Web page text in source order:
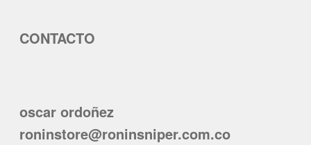
CONTACTO
oscar ordoñez
roninstore@roninsniper.com.co